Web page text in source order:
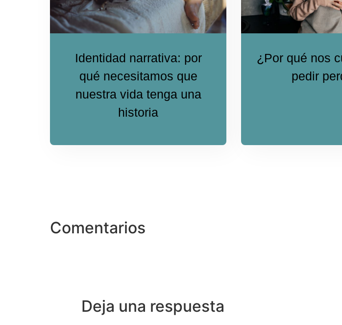
Identidad narrativa: por
qué necesitamos que
nuestra vida tenga una
historia
¿Por qué nos
pedir
Comentarios
Deja una respuesta